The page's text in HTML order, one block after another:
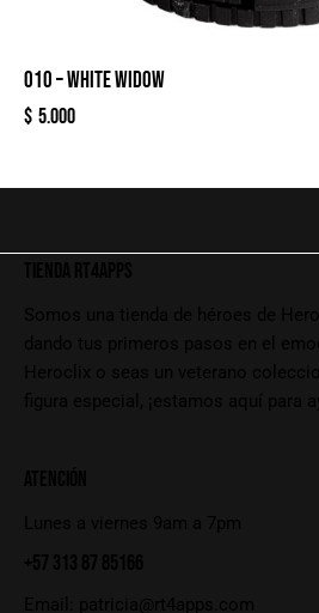
010 – WHITE WIDOW
$ 5.000